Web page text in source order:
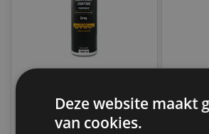
AIRO-CHEMIE AIRO Top -
AIRO-
Bitum
Deze website maakt
van cookies.